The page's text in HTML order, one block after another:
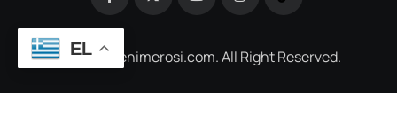
@2026 e-enimerosi.com. All Right Reserved.
EL